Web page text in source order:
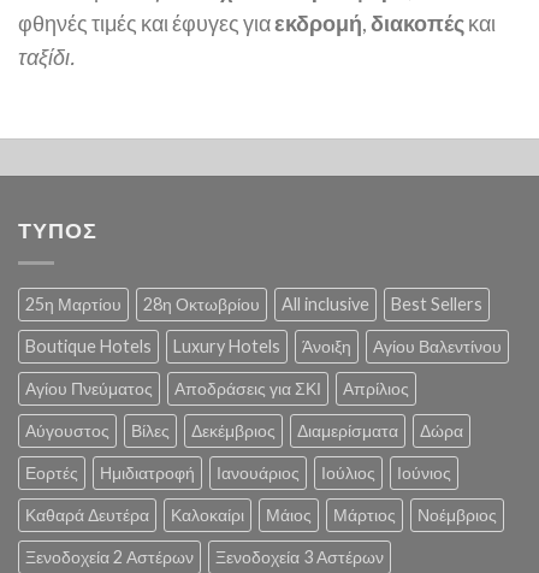
φθηνές τιμές και έφυγες γιαεκδρομή,διακοπέςκαι
ταξίδι.
ΤΥΠΟΣ
25η Μαρτίου 28η Οκτωβρίου All inclusive Best Sellers
Boutique Hotels Luxury Hotels Άνοιξη Αγίου Βαλεντίνου
Αγίου Πνεύματος Αποδράσεις για ΣΚΙ Απρίλιος
Αύγουστος Βίλες Δεκέμβριος Διαμερίσματα Δώρα
Εορτές Ημιδιατροφή Ιανουάριος Ιούλιος Ιούνιος
Καθαρά Δευτέρα Καλοκαίρι Μάιος Μάρτιος Νοέμβριος
Ξενοδοχεία 2 Αστέρων Ξενοδοχεία 3 Αστέρων